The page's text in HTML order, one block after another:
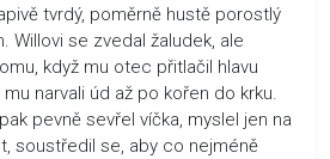
tvrdý, poměrně hustě porostlý
Willovi se zvedal žaludek, ale
když mu otec přitlačil hlavu
narvali úd až po kořen do krku.
pevně sevřel víčka, myslel jen na
soustředil se, aby co nejméně